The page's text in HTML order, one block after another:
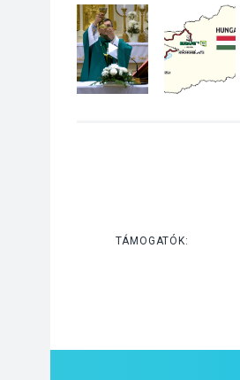
TÁMOGATÓK: